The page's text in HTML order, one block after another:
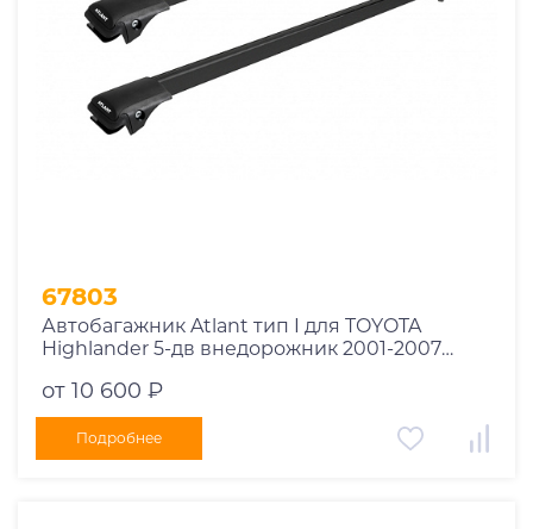
67803
Автобагажник Atlant тип I для TOYOTA
Highlander 5-дв внедорожник 2001-2007
10002+11115+11115
от 10 600 ₽
Подробнее